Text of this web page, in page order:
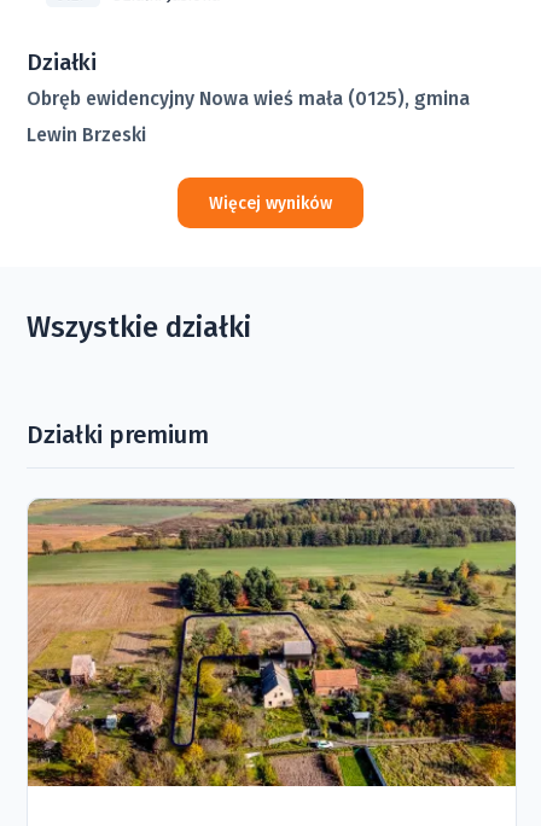
Działki
Obręb ewidencyjny Nowa wieś mała (0125), gmina
Lewin Brzeski
Więcej wyników
Wszystkie działki
Działki premium